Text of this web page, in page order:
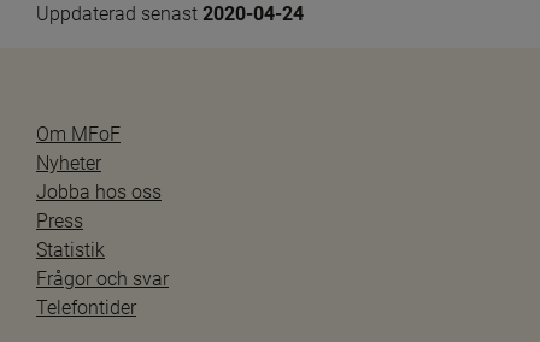
Uppdaterad senast 2020-04-24
Om MFoF
Nyheter
Jobba hos oss
Press
Statistik
Frågor och svar
Telefontider